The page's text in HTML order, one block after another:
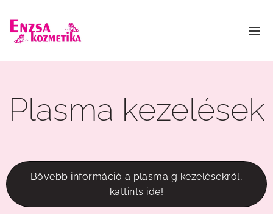
Plasma kezelések
Bővebb információ a plasma g kezelésekről,
kattints ide!